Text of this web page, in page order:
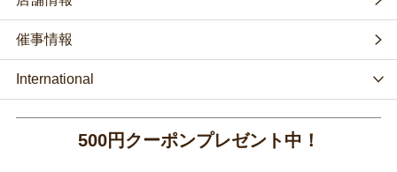
催事情報
International
500円クーポンプレゼント中！